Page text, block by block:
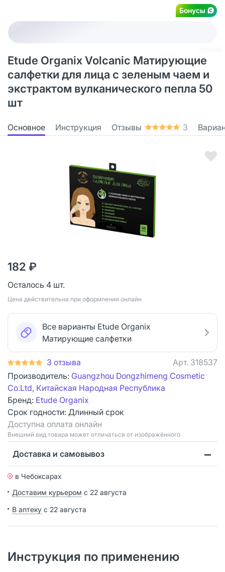
Бонусы
Etude Organix Volcanic Матирующие
салфетки для лица с зеленым чаем и
экстрактом вулканического пепла 50
шт
Основное Инструкция Отзывы 3
182 ₽
Осталось 4 шт.
Цена действительна при оформлении онлайн
Все варианты Etude Organix
Матирующие салфетки
3 отзыва Арт. 318537
Производитель: Guangzhou Dongzhimeng Cosmetic
Co.Ltd, Китайская Народная Республика
Бренд: Etude Organix
Срок годности: Длинный срок
Доступна оплата онлайн
Bнешний вид товара может отличаться от изображённого
Доставка и самовывоз
в Чебоксарах
Доставим курьером с 22 августа
В аптеку с 22 августа
Инструкция по применению